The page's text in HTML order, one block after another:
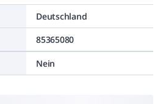
Deutschland
85365080
Nein